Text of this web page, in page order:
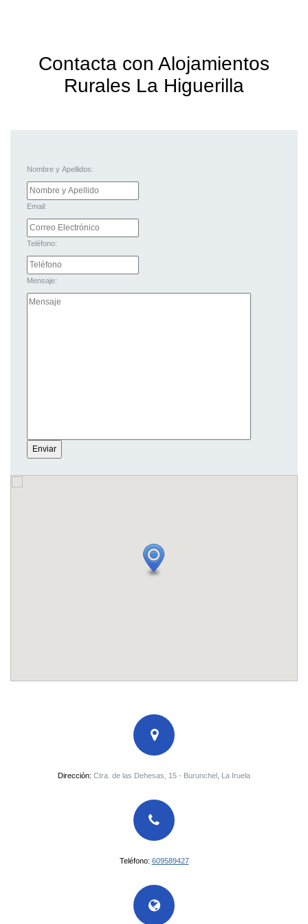
Contacta con Alojamientos
Rurales La Higuerilla
Nombre y Apellidos:
Email:
Teléfono:
Mensaje:
Dirección: Ctra. de las Dehesas, 15 - Burunchel, La Iruela
Teléfono: 609589427